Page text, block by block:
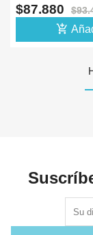
$87.880
add_shopping_cart